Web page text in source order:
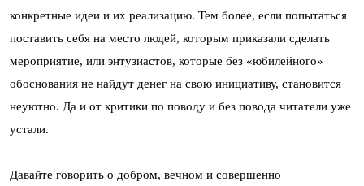
конкретные идеи и их реализацию. Тем более, если попытаться
поставить себя на место людей, которым приказали сделать
мероприятие, или энтузиастов, которые без «юбилейного»
обоснования не найдут денег на свою инициативу, становится
неуютно. Да и от критики по поводу и без повода читатели уже
устали.
Давайте говорить о добром, вечном и совершенно